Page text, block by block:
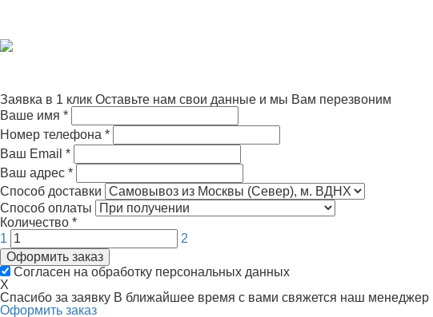
Заявка в 1 клик Оставьте нам свои данные и мы Вам перезвоним
Ваше имя *
Номер телефона *
Ваш Email *
Ваш адрес *
Способ доставки
Способ оплаты
Количество *
1
2
Оформить заказ
Согласен на обработку персональных данных
X
Спасибо за заявку В ближайшее время с вами свяжется наш менеджер
Оформить заказ